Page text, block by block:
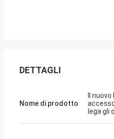
progettazione piacevole. grazie
vostri risposta e servizio rapidi
DETTAGLI
Nome di prodotto
Il
lega gli